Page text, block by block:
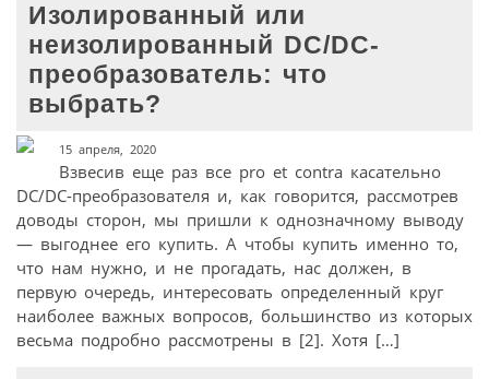
Изолированный или
неизолированный DC/DC-
преобразователь: что
выбрать?
15 апреля, 2020
Взвесив еще раз все pro et contra касательно
DC/DC-преобразователя и, как говорится, рассмотрев
доводы сторон, мы пришли к однозначному выводу
— выгоднее его купить. А чтобы купить именно то,
что нам нужно, и не прогадать, нас должен, в
первую очередь, интересовать определенный круг
наиболее важных вопросов, большинство из которых
весьма подробно рассмотрены в [2]. Хотя […]